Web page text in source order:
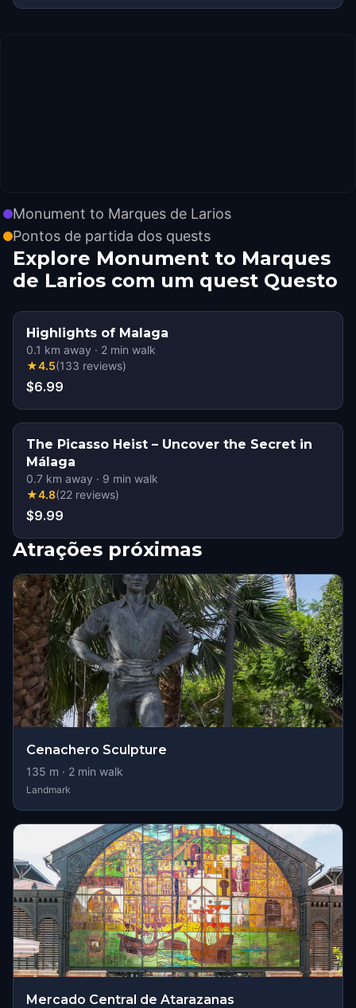
Monument to Marques de Larios
Pontos de partida dos quests
Explore Monument to Marques
de Larios com um quest Questo
Highlights of Malaga
0.1 km away · 2 min walk
★4.5(133 reviews)
$6.99
The Picasso Heist – Uncover the Secret in
Málaga
0.7 km away · 9 min walk
★4.8(22 reviews)
$9.99
Atrações próximas
Cenachero Sculpture
135 m · 2 min walk
Landmark
Mercado Central de Atarazanas